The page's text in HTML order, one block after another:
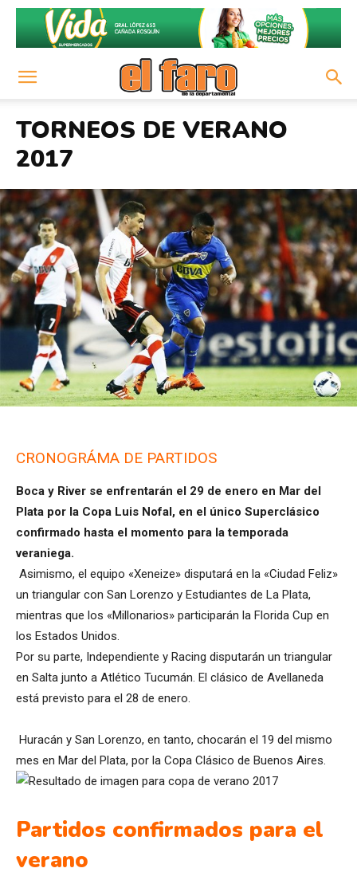
TORNEOS DE VERANO
2017
CRONOGRÁMA DE PARTIDOS
Boca y River se enfrentarán el 29 de enero en Mar del
Plata por la Copa Luis Nofal, en el único Superclásico
confirmado hasta el momento para la temporada
veraniega.
Asimismo, el equipo «Xeneize» disputará en la «Ciudad Feliz»
un triangular con San Lorenzo y Estudiantes de La Plata,
mientras que los «Millonarios» participarán la Florida Cup en
los Estados Unidos.
Por su parte, Independiente y Racing disputarán un triangular
en Salta junto a Atlético Tucumán. El clásico de Avellaneda
está previsto para el 28 de enero.
Huracán y San Lorenzo, en tanto, chocarán el 19 del mismo
mes en Mar del Plata, por la Copa Clásico de Buenos Aires.
Partidos confirmados para el
verano